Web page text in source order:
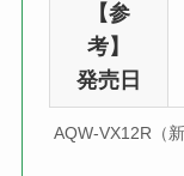
【参
考】
発売日
AQW-VX12R（